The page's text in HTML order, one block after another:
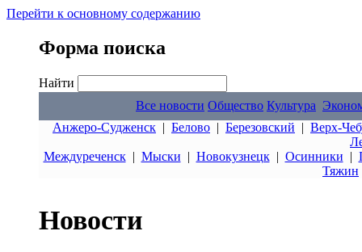
Перейти к основному содержанию
Форма поиска
Найти
Все новости Общество Культура
Анжеро-Судженск | Белово | Березовский | Верх-
Междуреченск| Мыски | Новокузнецк| Осинники |
Тяжин
Новости